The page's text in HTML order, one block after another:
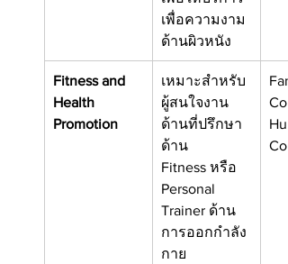
เพื่อความงาม
ด้านผิวหนัง
Fitness and
Health
Promotion
เหมาะสำหรับ
ผู้สนใจงาน
ด้านที่ปรึกษา
ด้าน
Fitness หรือ
Personal
Trainer ด้าน
การออกกำลัง
กาย